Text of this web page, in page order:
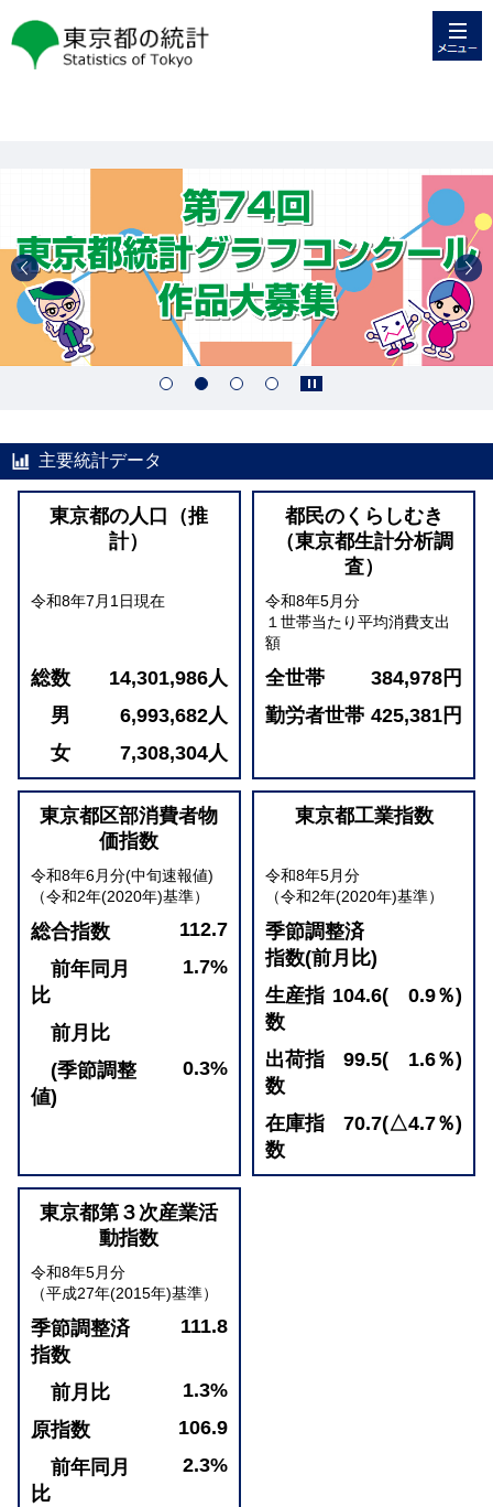
東京都の統計
主要統計データ
東京都の人口（推
計）
令和8年7月1日現在
総数
14,301,986人
男
6,993,682人
女
7,308,304人
都民のくらしむき
（東京都生計分析調
査）
令和8年5月分
１世帯当たり平均消費支出
額
全世帯
384,978円
勤労者世帯 425,381円
東京都区部消費者物
価指数
令和8年6月分(中旬速報値)
（令和2年(2020年)基準）
総合指数
112.7
前年同月
比
1.7%
前月比
(季節調整
値)
0.3%
東京都工業指数
令和8年5月分
（令和2年(2020年)基準）
季節調整済
指数(前月比)
生産指
数
104.6( 0.9％)
出荷指
数
99.5( 1.6％)
在庫指
数
70.7(△4.7％)
東京都第３次産業活
動指数
令和8年5月分
（平成27年(2015年)基準）
季節調整済
指数
111.8
前月比
1.3%
原指数
106.9
前年同月
比
2.3%